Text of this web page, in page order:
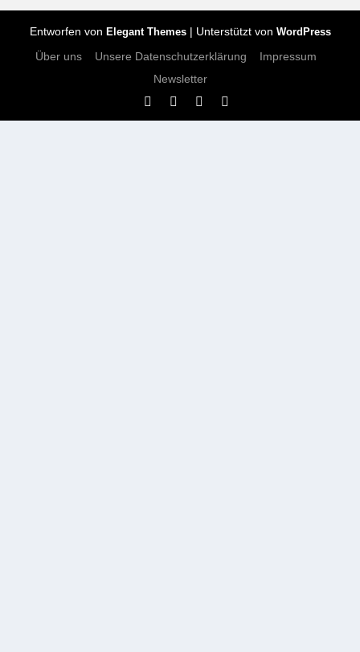
Entworfen von Elegant Themes| Unterstützt von WordPress
Über uns Unsere Datenschutzerklärung
Impressum
Newsletter